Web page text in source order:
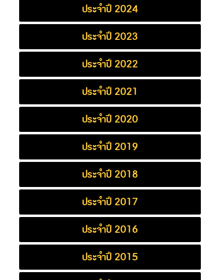
ประจำปี 2024
ประจำปี 2023
ประจำปี 2022
ประจำปี 2021
ประจำปี 2020
ประจำปี 2019
ประจำปี 2018
ประจำปี 2017
ประจำปี 2016
ประจำปี 2015